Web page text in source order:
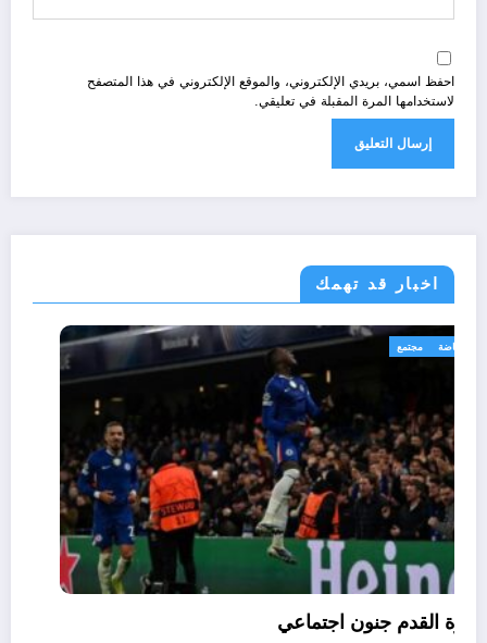
احفظ اسمي، بريدي الإلكتروني، والموقع الإلكتروني في هذا المتصفح
لاستخدامها المرة المقبلة في تعليقي.
اخبار قد تهمك
رياضة
كرة القدم جنون اجتماعي